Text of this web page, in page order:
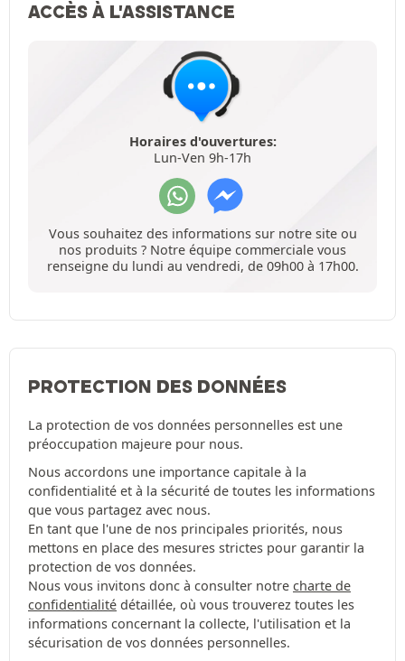
ACCÈS À L'ASSISTANCE
Horaires d'ouvertures:
Lun-Ven 9h-17h
Vous souhaitez des informations sur notre site ou
nos produits ? Notre équipe commerciale vous
renseigne du lundi au vendredi, de 09h00 à 17h00.
PROTECTION DES DONNÉES
La protection de vos données personnelles est une
préoccupation majeure pour nous.
Nous accordons une importance capitale à la
confidentialité et à la sécurité de toutes les informations
que vous partagez avec nous.
En tant que l'une de nos principales priorités, nous
mettons en place des mesures strictes pour garantir la
protection de vos données.
Nous vous invitons donc à consulter notre charte de
confidentialité détaillée, où vous trouverez toutes les
informations concernant la collecte, l'utilisation et la
sécurisation de vos données personnelles.